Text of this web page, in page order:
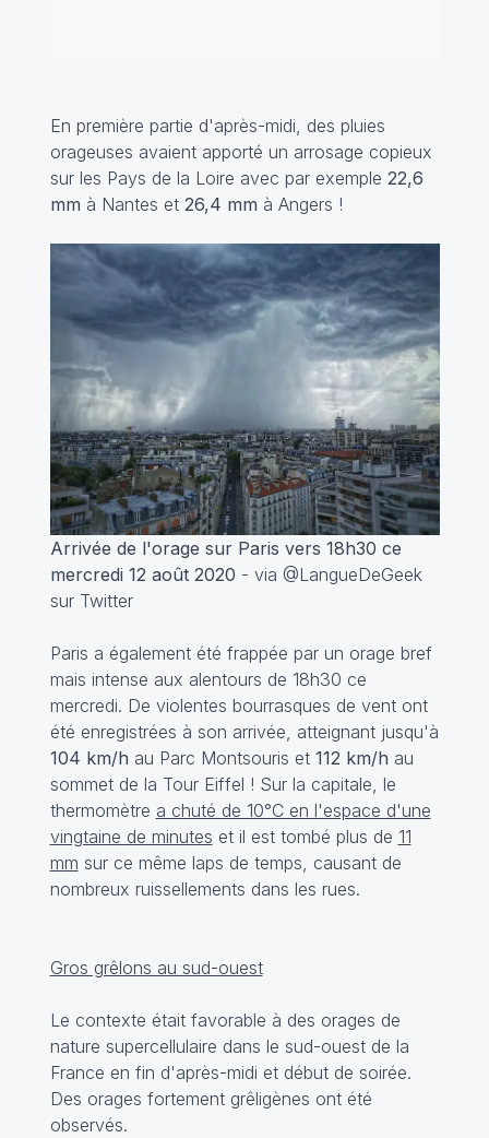
En première partie d'après-midi, des pluies
orageuses avaient apporté un arrosage copieux
sur les Pays de la Loire avec par exemple 22,6
mm à Nantes et 26,4 mm à Angers !
Arrivée de l'orage sur Paris vers 18h30 ce
mercredi 12 août 2020 - via @LangueDeGeek
sur Twitter
Paris a également été frappée par un orage bref
mais intense aux alentours de 18h30 ce
mercredi. De violentes bourrasques de vent ont
été enregistrées à son arrivée, atteignant jusqu'à
104 km/h au Parc Montsouris et 112 km/h au
sommet de la Tour Eiffel ! Sur la capitale, le
thermomètre a chuté de 10°C en l'espace d'une
vingtaine de minutes et il est tombé plus de 11
mm sur ce même laps de temps, causant de
nombreux ruissellements dans les rues.
Gros grêlons au sud-ouest
Le contexte était favorable à des orages de
nature supercellulaire dans le sud-ouest de la
France en fin d'après-midi et début de soirée.
Des orages fortement grêligènes ont été
observés.